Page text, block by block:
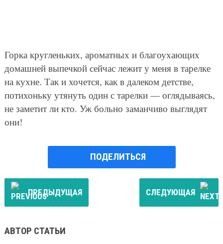
Горка кругленьких, ароматных и благоухающих
домашней выпечкой сейчас лежит у меня в тарелке
на кухне. Так и хочется, как в далеком детстве,
потихоньку утянуть один с тарелки — оглядываясь,
не заметит ли кто. Уж больно заманчиво выглядят
они!
ПОДЕЛИТЬСЯ
ПРЕДЫДУЩАЯ СЛЕДУЮЩАЯ
АВТОР СТАТЬИ